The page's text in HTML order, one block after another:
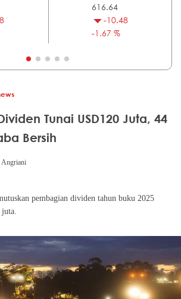
616.64
-10.48
-1.67 %
Tunai USD120 Juta, 44
Bersih
Angriani
pembagian dividen tahun buku 2025